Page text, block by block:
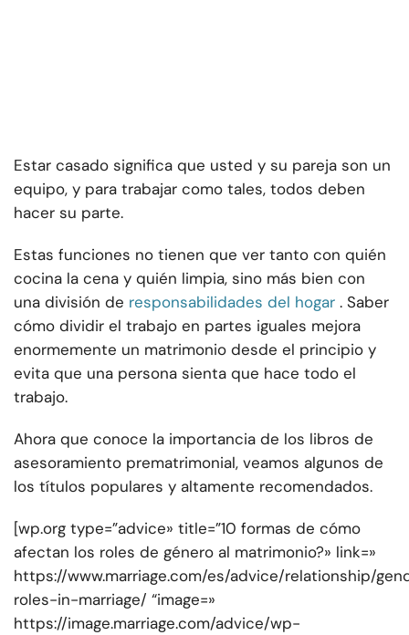
Estar casado significa que usted y su pareja son un
equipo, y para trabajar como tales, todos deben
hacer su parte.
Estas funciones no tienen que ver tanto con quién
cocina la cena y quién limpia, sino más bien con
una división de responsabilidades del hogar . Saber
cómo dividir el trabajo en partes iguales mejora
enormemente un matrimonio desde el principio y
evita que una persona sienta que hace todo el
trabajo.
Ahora que conoce la importancia de los libros de
asesoramiento prematrimonial, veamos algunos de
los títulos populares y altamente recomendados.
[wp.org type=”advice» title=”10 formas de cómo
afectan los roles de género al matrimonio?» link=»
https://www.marriage.com/es/advice/relationship/
roles-in-marriage/ “image=»
https://image.marriage.com/advice/wp-